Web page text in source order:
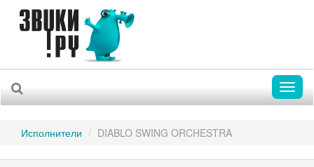
Исполнители DIABLO SWING ORCHESTRA